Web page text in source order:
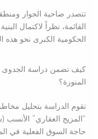
تتصدر ضاحية الجوار
القائمة، نظراً لاكتمال
الحكومية الكبرى نحو هذه
كيف تضمن دراسة الجدوى
المنورة؟
تقوم الدراسة بتحليل
“المزيج العقاري”
حاجة السوق الفعلية في